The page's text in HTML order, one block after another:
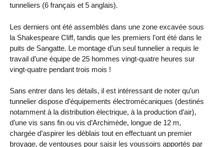
tunneliers (6 français et 5 anglais).
Les derniers ont été assemblés dans une zone excavée sous
la Shakespeare Cliff, tandis que les premiers l’ont été dans le
puits de Sangatte. Le montage d’un seul tunnelier a requis le
travail d’une équipe de 25 hommes vingt-quatre heures sur
vingt-quatre pendant trois mois !
Sans entrer dans les détails, il est intéressant de noter qu’un
tunnelier dispose d’équipements électromécaniques (destinés
notamment à la distribution électrique, à la production d’air),
d’une vis sans fin ou vis d’Archimède, longue de 12 m,
chargée d’aspirer les déblais tout en effectuant un premier
broyage, de ventouses pour saisir les voussoirs apportés par